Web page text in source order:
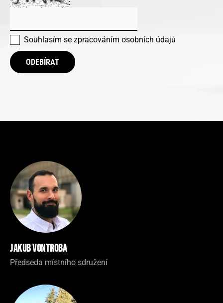
Souhlasím se zpracováním osobních údajů
ODEBÍRAT
Jakub Vontroba
Předseda místního sdružení